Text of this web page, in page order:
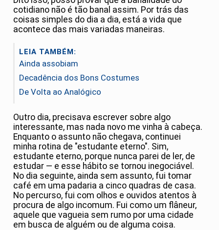
cotidiano não é tão banal assim. Por trás das
coisas simples do dia a dia, está a vida que
acontece das mais variadas maneiras.
LEIA TAMBÉM:
Ainda assobiam
Decadência dos Bons Costumes
De Volta ao Analógico
Outro dia, precisava escrever sobre algo
interessante, mas nada novo me vinha à cabeça.
Enquanto o assunto não chegava, continuei
minha rotina de "estudante eterno". Sim,
estudante eterno, porque nunca parei de ler, de
estudar — e esse hábito se tornou inegociável.
No dia seguinte, ainda sem assunto, fui tomar
café em uma padaria a cinco quadras de casa.
No percurso, fui com olhos e ouvidos atentos à
procura de algo incomum. Fui como um flâneur,
aquele que vagueia sem rumo por uma cidade
em busca de alguém ou de alguma coisa.